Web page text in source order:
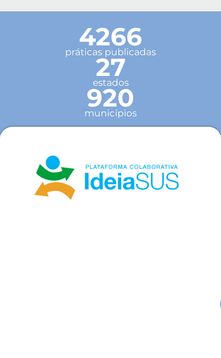
4266
práticas publicadas
27
estados
920
municípios